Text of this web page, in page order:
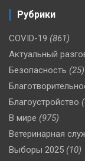
Рубрики
COVID-19 (861)
Актуальный
Безопасность (25)
Благоустройство
В мире (975)
Ветеринарная
Выборы 2025 (10)